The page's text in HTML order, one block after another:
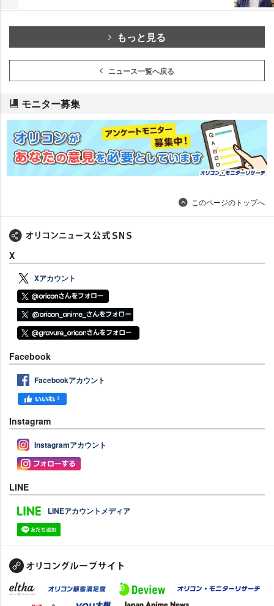
もっと見る
ニュース一覧へ戻る
モニター募集
このページのトップへ
X
Xアカウント
Facebook
Facebookアカウント
Instagram
Instagramアカウント
LINE
LINEアカウントメディア